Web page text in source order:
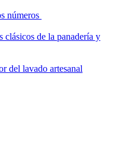
números
de la panadería y
del lavado artesanal